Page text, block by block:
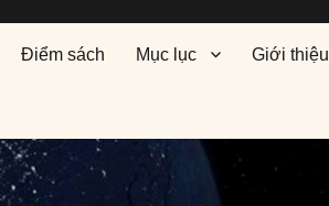
Điểm sách Mục lục Giới thiệu